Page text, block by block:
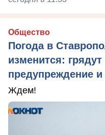
Общество
Погода в
изменится:
предупреждение
Ждем!